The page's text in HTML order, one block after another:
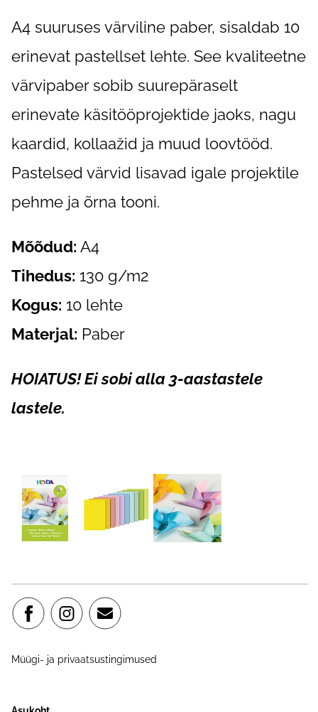
A4 suuruses värviline paber, sisaldab 10
erinevat pastellset lehte. See kvaliteetne
värvipaber sobib suurepäraselt
erinevate käsitööprojektide jaoks, nagu
kaardid, kollaažid ja muud loovtööd.
Pastelsed värvid lisavad igale projektile
pehme ja õrna tooni.
Mõõdud: A4
Tihedus: 130 g/m2
Kogus: 10 lehte
Materjal: Paber
HOIATUS! Ei sobi alla 3-aastastele
lastele.
Müügi- ja privaatsustingimused